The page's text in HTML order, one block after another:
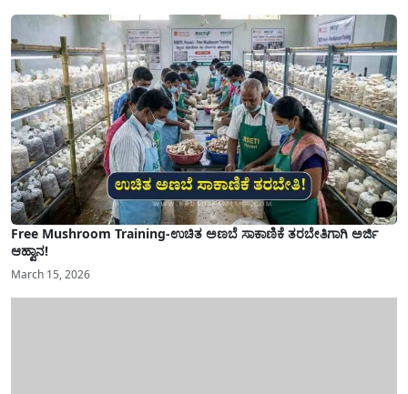
Free Mushroom Training-ಉಚಿತ ಅಣಬೆ ಸಾಕಾಣಿಕೆ ತರಬೇತಿಗಾಗಿ ಅರ್ಜಿ
ಆಹ್ವಾನ!
March 15, 2026